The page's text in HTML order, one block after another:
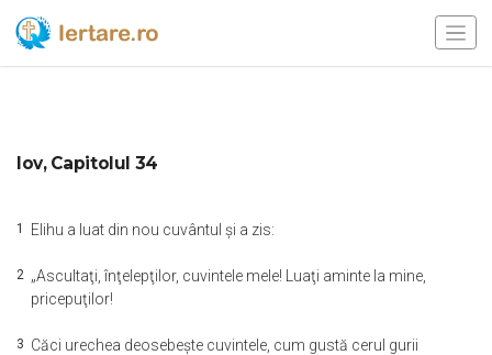
Iov, Capitolul 34
1 Elihu a luat din nou cuvântul şi a zis:
2 „Ascultaţi, înţelepţilor, cuvintele mele! Luaţi aminte la mine,
pricepuţilor!
3 Căci urechea deosebeşte cuvintele, cum gustă cerul gurii